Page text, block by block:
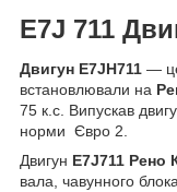
E7J 711
Двигун E7JH711 —
встановлювали на
75 к.с. Випускав
норми Євро 2.
Двигун E7J711 Рено
вала, чавунного